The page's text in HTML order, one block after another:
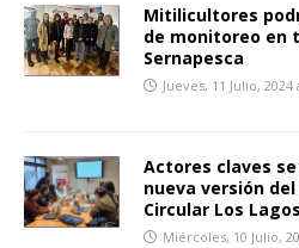
Mitilicultores
de monitoreo en
Sernapesca
Jueves, 11 Julio, 2024
Actores claves
nueva versión
Circular Los
Miércoles, 10 Julio,